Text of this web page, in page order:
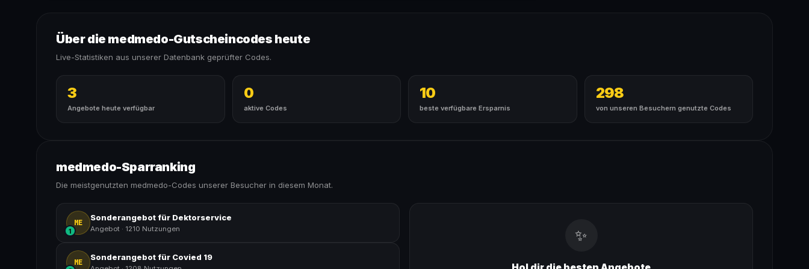
Über die medmedo-Gutscheincodes heute
Live-Statistiken aus unserer Datenbank geprüfter Codes.
3
Angebote heute verfügbar
0
aktive Codes
10
beste verfügbare Ersparnis
298
von unseren Besuchern genutzte Codes
medmedo-Sparranking
Die meistgenutzten medmedo-Codes unserer Besucher in diesem Monat.
ME
1
Sonderangebot für Dektorservice
Angebot · 1210 Nutzungen
ME
Sonderangebot für Covied 19
✨